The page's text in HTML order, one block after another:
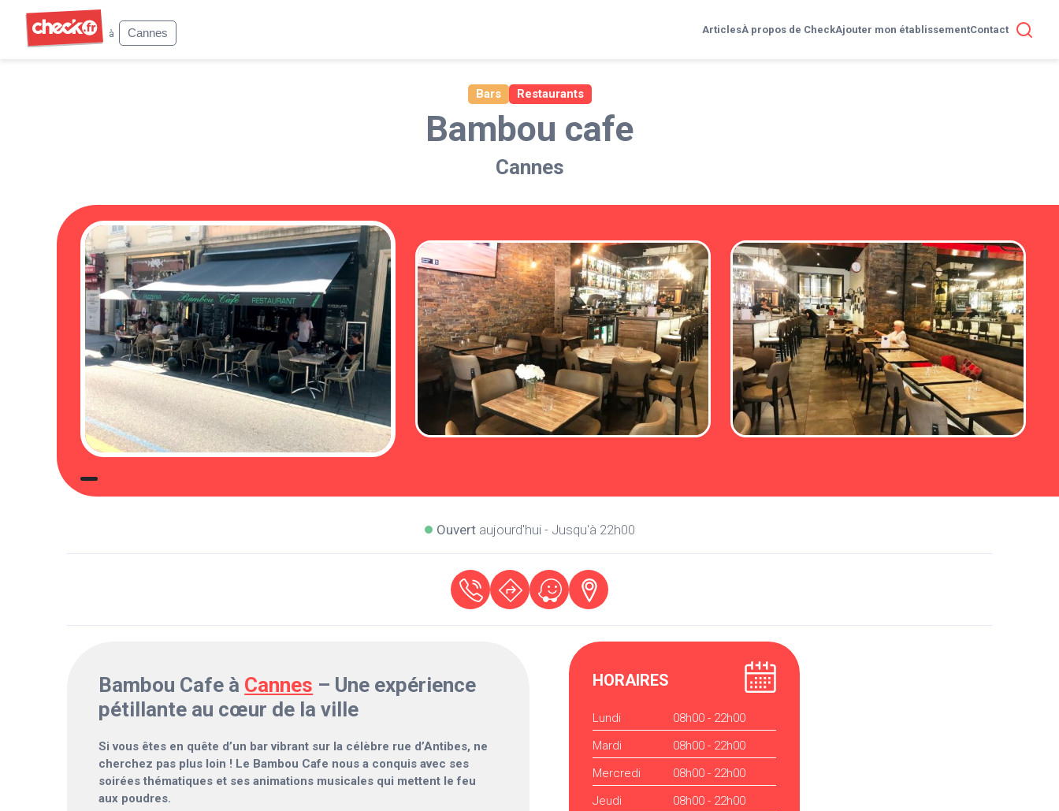
à
Cannes ArticlesÀ propos de CheckAjouter mon établissementContact
Bars Restaurants
Bambou cafe
Cannes
Ouvertaujourd'hui - Jusqu'à 22h00
Bambou Cafe à Cannes – Une expérience
pétillante au cœur de la ville
Si vous êtes en quête d’un bar vibrant sur la célèbre rue d’Antibes, ne
cherchez pas plus loin ! Le Bambou Cafe nous a conquis avec ses
soirées thématiques et ses animations musicales qui mettent le feu
aux poudres.
HORAIRES
Lundi
08h00 - 22h00
Mardi
08h00 - 22h00
Mercredi
08h00 - 22h00
Jeudi
08h00 - 22h00